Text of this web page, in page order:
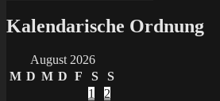
nach:
Kalendarische Ordnung
August 2026
M D M D F S
S
1
2